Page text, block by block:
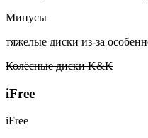
Минусы
тяжелые диски из-за
Колёсные диски K&K
iFree
iFree